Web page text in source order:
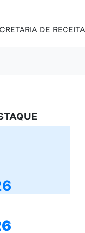
DE RECEITA